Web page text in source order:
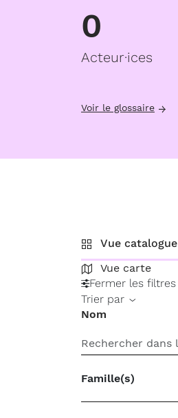
0
Acteur·ices
Voir le glossaire
Vue catalogue
Vue carte
Fermer les filtres
Trier par
Nom
Famille(s)